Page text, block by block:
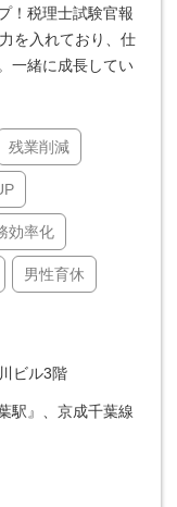
！税理士試験官報
を入れており、仕
一緒に成長してい
残業削減
効率化
男性育休
ビル3階
駅』、京成千葉線